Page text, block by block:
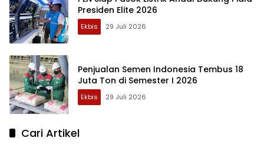
Presiden Elite 2026
Ekbis 29 Juli 2026
Penjualan Semen Indonesia Tembus 18
Juta Ton di Semester I 2026
Ekbis 29 Juli 2026
Cari Artikel